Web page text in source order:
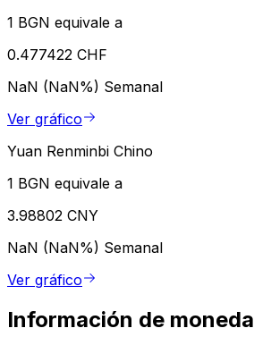
1 BGN equivale a
0.477422 CHF
NaN (NaN%) Semanal
Ver gráfico
Yuan Renminbi Chino
1 BGN equivale a
3.98802 CNY
NaN (NaN%) Semanal
Ver gráfico
Información de moneda